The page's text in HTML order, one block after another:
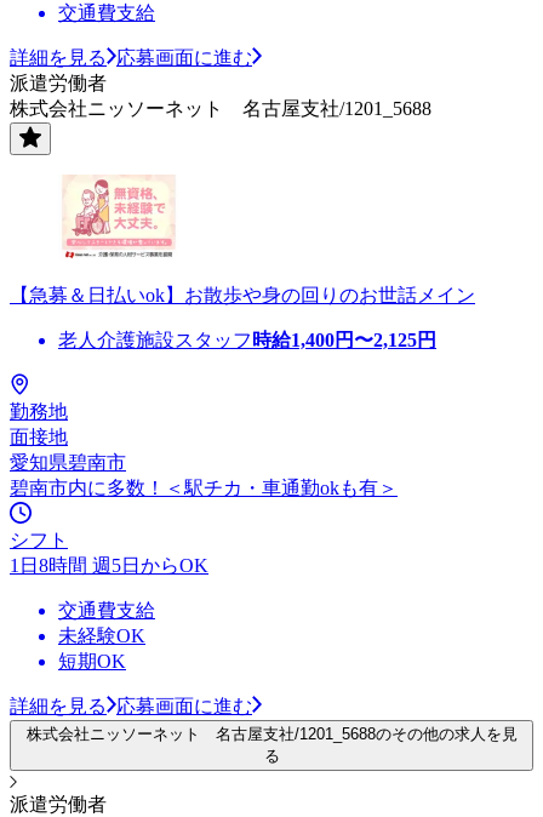
交通費支給
詳細を見る
応募画面に進む
派遣労働者
株式会社ニッソーネット 名古屋支社/1201_5688
【急募＆日払いok】お散歩や身の回りのお世話メイン
老人介護施設スタッフ 時給1,400円〜2,125円
勤務地
面接地
愛知県碧南市
碧南市内に多数！＜駅チカ・車通勤okも有＞
シフト
1日8時間 週5日からOK
交通費支給
未経験OK
短期OK
詳細を見る 応募画面に進む
株式会社ニッソーネット 名古屋支社/1201_5688のその他の求人を見
る
派遣労働者